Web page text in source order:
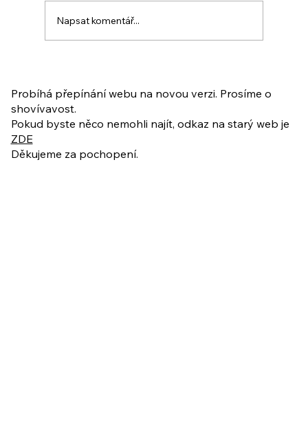
ukázkové lekce
Napsat komentář...
Probíhá přepínání webu na novou verzi. Prosíme o
shovívavost.
Pokud byste něco nemohli najít, odkaz na starý web je
ZDE
Děkujeme za pochopení.